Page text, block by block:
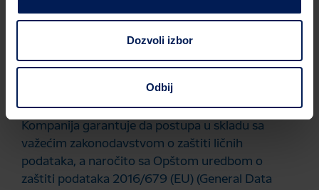
Dozvoli izbor
Odbij
nadležni sudovi u Atini, u skladu sa zakonima
ZAŠTITA LIČNIH PODATAKA
Kompanija garantuje da postupa u skladu sa
važećim zakonodavstvom o zaštiti ličnih
podataka, a naročito sa Opštom uredbom o
zaštiti podataka 2016/679 (EU) (General Data